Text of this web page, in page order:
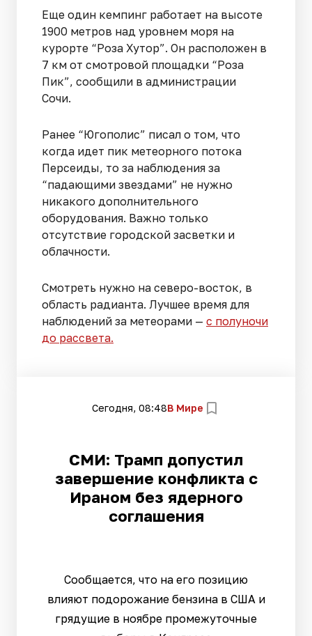
Еще один кемпинг работает на высоте
1900 метров над уровнем моря на
курорте “Роза Хутор”. Он расположен в
7 км от смотровой площадки “Роза
Пик”, сообщили в администрации
Сочи.
Ранее “Югополис” писал о том, что
когда идет пик метеорного потока
Персеиды, то за наблюдения за
“падающими звездами” не нужно
никакого дополнительного
оборудования. Важно только
отсутствие городской засветки и
облачности.
Смотреть нужно на северо-восток, в
область радианта. Лучшее время для
наблюдений за метеорами — с полуночи
до рассвета.
Сегодня, 08:48В Мире
СМИ: Трамп допустил
завершение конфликта с
Ираном без ядерного
соглашения
Сообщается, что на его позицию
влияют подорожание бензина в США и
грядущие в ноябре промежуточные